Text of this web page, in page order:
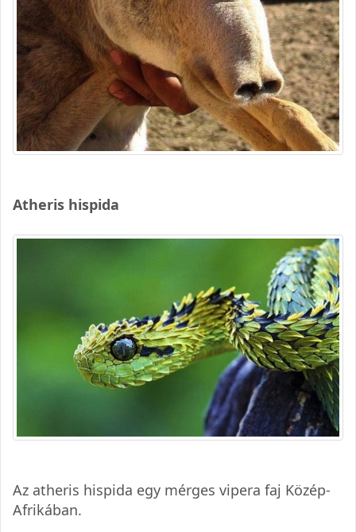
Atheris hispida
Az atheris hispida egy mérges vipera faj Közép-
Afrikában.